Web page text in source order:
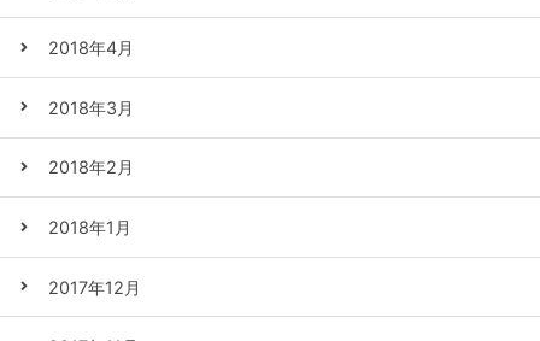
2018年4月
2018年3月
2018年2月
2018年1月
2017年12月